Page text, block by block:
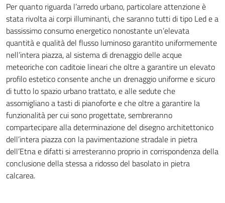
Per quanto riguarda l’arredo urbano, particolare attenzione è
stata rivolta ai corpi illuminanti, che saranno tutti di tipo Led e a
bassissimo consumo energetico nonostante un’elevata
quantità e qualità del flusso luminoso garantito uniformemente
nell’intera piazza, al sistema di drenaggio delle acque
meteoriche con caditoie lineari che oltre a garantire un elevato
profilo estetico consente anche un drenaggio uniforme e sicuro
di tutto lo spazio urbano trattato, e alle sedute che
assomigliano a tasti di pianoforte e che oltre a garantire la
funzionalità per cui sono progettate, sembreranno
compartecipare alla determinazione del disegno architettonico
dell’intera piazza con la pavimentazione stradale in pietra
dell’Etna e difatti si arresteranno proprio in corrispondenza della
conclusione della stessa a ridosso del basolato in pietra
calcarea.